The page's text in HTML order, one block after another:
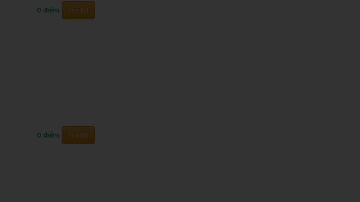
0 điểm Trả lời
0 điểm Trả lời